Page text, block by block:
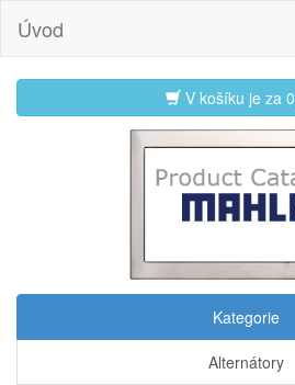
Úvod
V košíku je za
Kategorie
Alternátory